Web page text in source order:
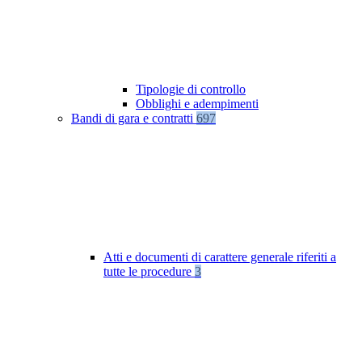
Tipologie di controllo
Obblighi e adempimenti
Bandi di gara e contratti 697
Atti e documenti di carattere generale riferiti a
tutte le procedure 3